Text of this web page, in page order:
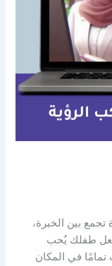
بين الخبرة،
طفلك يُحب
تمامًا في المكان